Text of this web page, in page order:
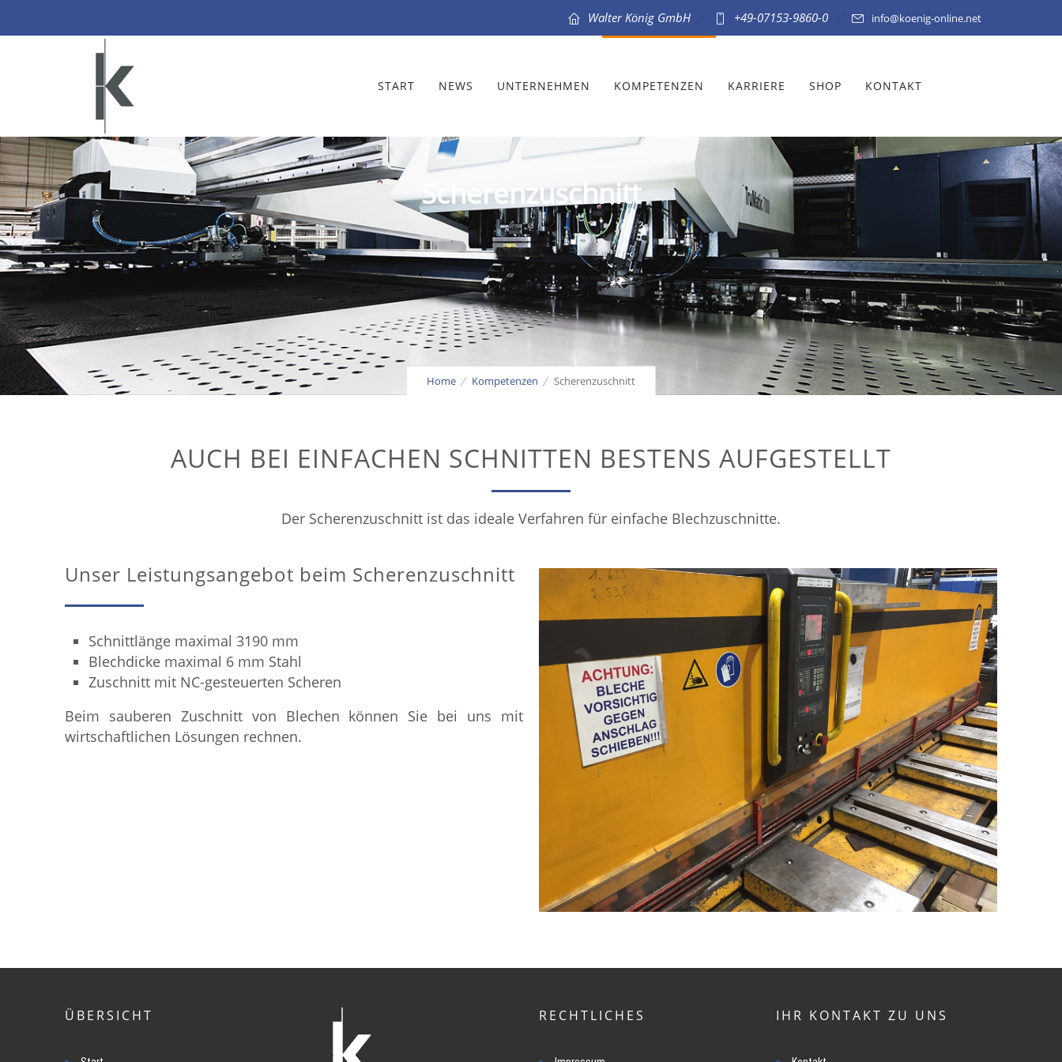
Walter König GmbH +49-07153-9860-0 info@koenig-online.net
START NEWS UNTERNEHMEN KOMPETENZEN KARRIERE SHOP KONTAKT
Scherenzuschnitt
Home Kompetenzen Scherenzuschnitt
AUCH BEI EINFACHEN SCHNITTEN BESTENS AUFGESTELLT
Der Scherenzuschnitt ist das ideale Verfahren für einfache Blechzuschnitte.
Unser Leistungsangebot beim Scherenzuschnitt
Schnittlänge maximal 3190 mm
Blechdicke maximal 6 mm Stahl
Zuschnitt mit NC-gesteuerten Scheren
Beim sauberen Zuschnitt von Blechen können Sie bei uns mit
wirtschaftlichen Lösungen rechnen.
ÜBERSICHT RECHTLICHES IHR KONTAKT ZU UNS